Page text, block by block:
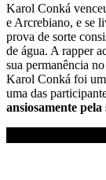
Karol Conká
e Arcrebiano, e se
prova de sorte
de água. A rapper
sua permanência
Karol Conká foi
uma das
ansiosamente